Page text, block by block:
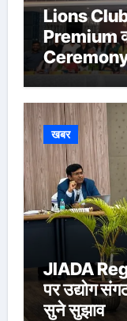
Lions
Premium
Ringasia ने
खबर
JIADA
पर उद्योग
सुने सुझाव